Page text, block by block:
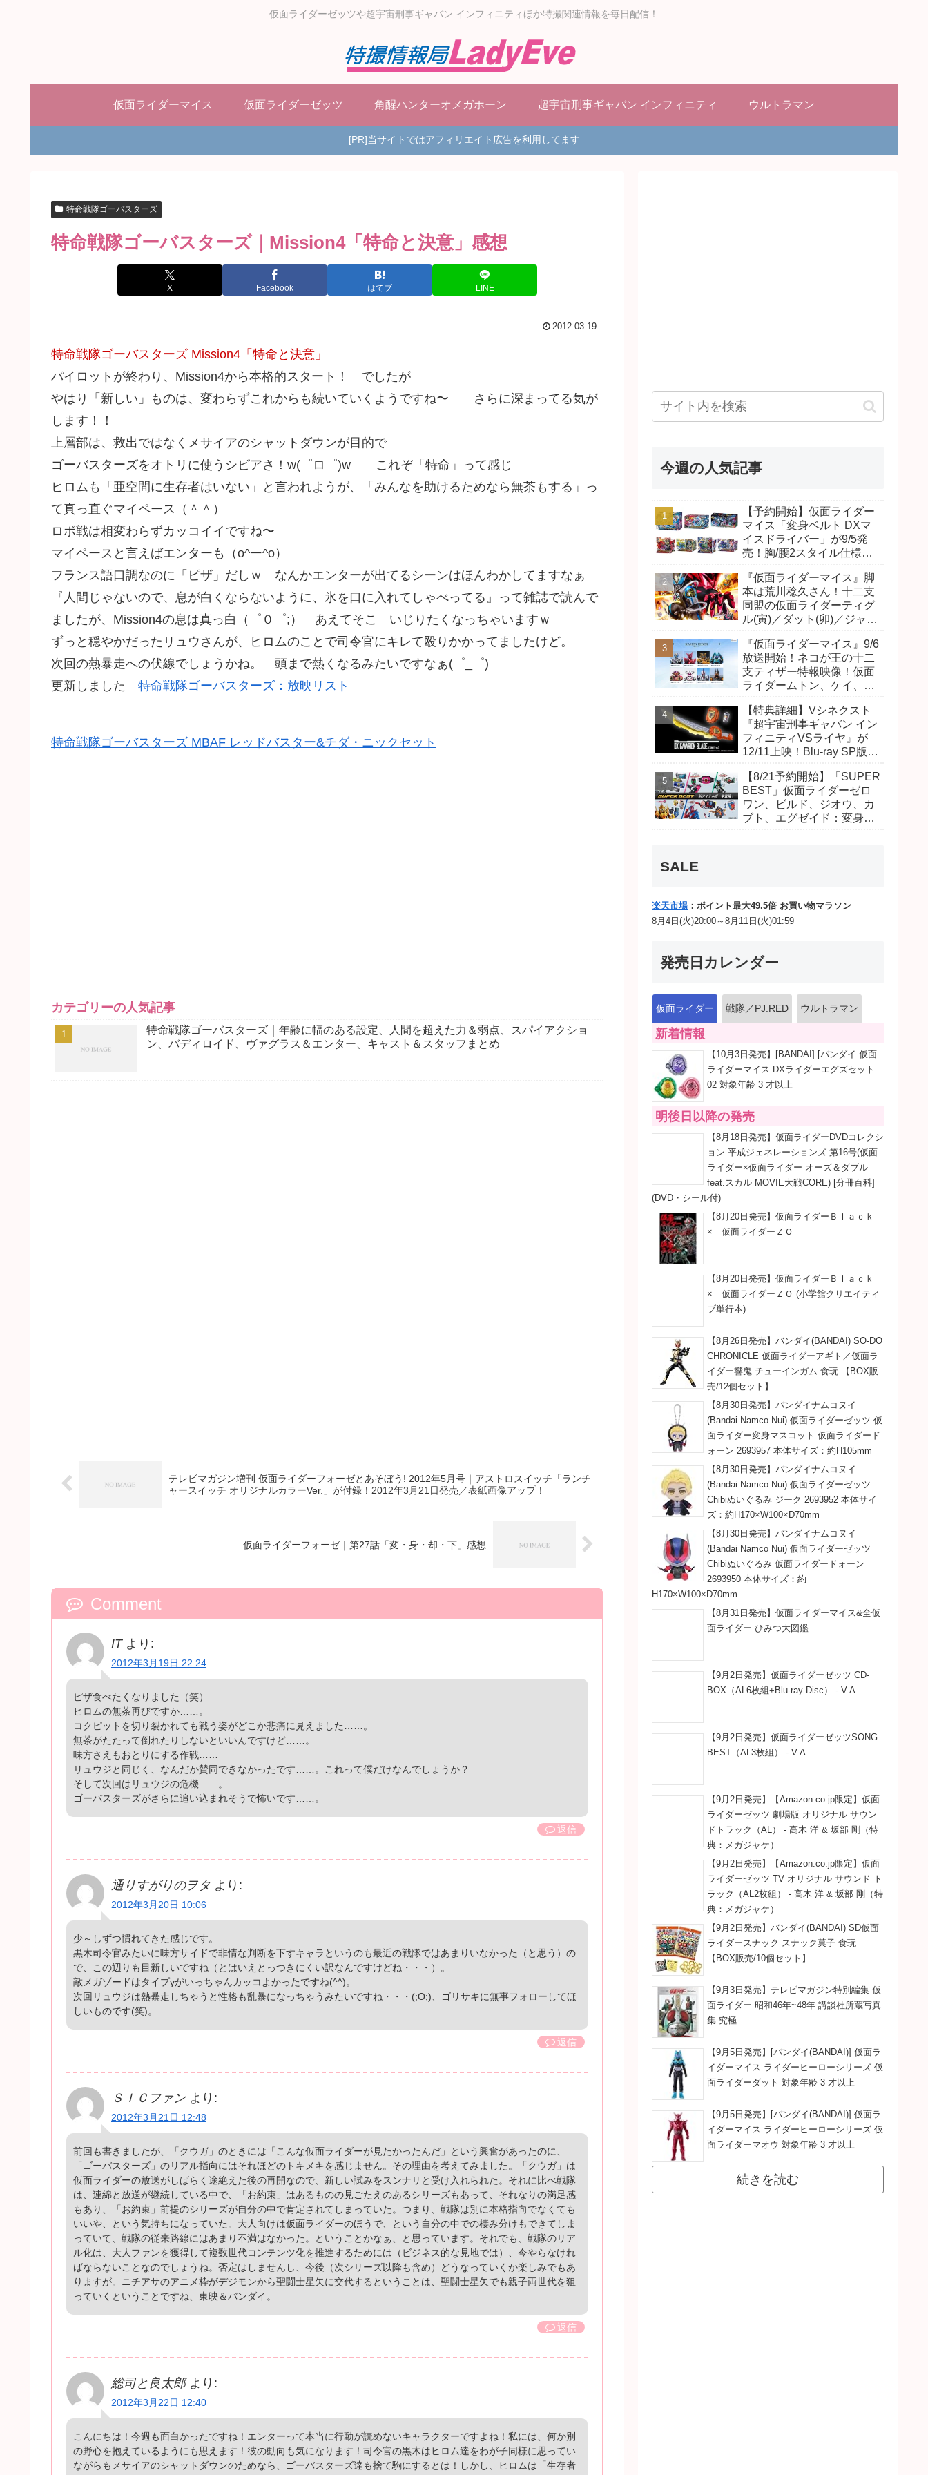
仮面ライダーゼッツや超宇宙刑事ギャバン インフィニティほか特撮関連情報を毎日配信！
仮面ライダーマイス 仮面ライダーゼッツ 角醒ハンターオメガホーン 超宇宙刑事ギャバン インフィニティ ウルトラマン
[PR]当サイトではアフィリエイト広告を利用してます
特命戦隊ゴーバスターズ
特命戦隊ゴーバスターズ｜Mission4「特命と決意」感想
X Facebook はてブ LINE
2012.03.19
特命戦隊ゴーバスターズ Mission4「特命と決意」
パイロットが終わり、Mission4から本格的スタート！ でしたが
やはり「新しい」ものは、変わらずこれからも続いていくようですね〜 さらに深まってる気が
します！！
上層部は、救出ではなくメサイアのシャットダウンが目的で
ゴーバスターズをオトリに使うシビアさ！w(゜ロ゜)w これぞ「特命」って感じ
ヒロムも「亜空間に生存者はいない」と言われようが、「みんなを助けるためなら無茶もする」っ
て真っ直ぐマイペース（＾＾）
ロボ戦は相変わらずカッコイイですね〜
マイペースと言えばエンターも（o^ー^o）
フランス語口調なのに「ピザ」だしｗ なんかエンターが出てるシーンはほんわかしてますなぁ
『人間じゃないので、息が白くならないように、氷を口に入れてしゃべってる』って雑誌で読んで
ましたが、Mission4の息は真っ白（゜０゜;） あえてそこ いじりたくなっちゃいますｗ
ずっと穏やかだったリュウさんが、ヒロムのことで司令官にキレて殴りかかってましたけど。
次回の熱暴走への伏線でしょうかね。 頭まで熱くなるみたいですなぁ(゜_゜)
更新しました 特命戦隊ゴーバスターズ：放映リスト
特命戦隊ゴーバスターズ MBAF レッドバスター&チダ・ニックセット
カテゴリーの人気記事
特命戦隊ゴーバスターズ｜年齢に幅のある設定、人間を超えた力＆弱点、スパイアクショ
ン、バディロイド、ヴァグラス＆エンター、キャスト＆スタッフまとめ
テレビマガジン増刊 仮面ライダーフォーゼとあそぼう! 2012年5月号｜アストロスイッチ「ランチ
ャースイッチ オリジナルカラーVer.」が付録！2012年3月21日発売／表紙画像アップ！
仮面ライダーフォーゼ｜第27話「変・身・却・下」感想
Comment
IT より:
2012年3月19日 22:24
ピザ食べたくなりました（笑）
ヒロムの無茶再びですか……。
コクピットを切り裂かれても戦う姿がどこか悲痛に見えました……。
無茶がたたって倒れたりしないといいんですけど……。
味方さえもおとりにする作戦……
リュウジと同じく、なんだか賛同できなかったです……。これって僕だけなんでしょうか？
そして次回はリュウジの危機……。
ゴーバスターズがさらに追い込まれそうで怖いです……。
返信
通りすがりのヲタ より:
2012年3月20日 10:06
少～しずつ慣れてきた感じです。
黒木司令官みたいに味方サイドで非情な判断を下すキャラというのも最近の戦隊ではあまりいなかった（と思う）の
で、この辺りも目新しいですね（とはいえとっつきにくい訳なんですけどね・・・）。
敵メガゾードはタイプγがいっちゃんカッコよかったですね(^^)。
次回リュウジは熱暴走しちゃうと性格も乱暴になっちゃうみたいですね・・・(;O;)、ゴリサキに無事フォローしてほ
しいものです(笑)。
返信
ＳＩＣファン より:
2012年3月21日 12:48
前回も書きましたが、「クウガ」のときには「こんな仮面ライダーが見たかったんだ」という興奮があったのに、
「ゴーバスターズ」のリアル指向にはそれほどのトキメキを感じません。その理由を考えてみました。「クウガ」は
仮面ライダーの放送がしばらく途絶えた後の再開なので、新しい試みをスンナリと受け入れられた。それに比べ戦隊
は、連綿と放送が継続している中で、「お約束」はあるものの見ごたえのあるシリーズもあって、それなりの満足感
もあり、「お約束」前提のシリーズが自分の中で肯定されてしまっていた。つまり、戦隊は別に本格指向でなくても
いいや、という気持ちになっていた。大人向けは仮面ライダーのほうで、という自分の中での棲み分けもできてしま
っていて、戦隊の従来路線にはあまり不満はなかった。ということかなぁ、と思っています。それでも、戦隊のリア
ル化は、大人ファンを獲得して複数世代コンテンツ化を推進するためには（ビジネス的な見地では）、今やらなけれ
ばならないことなのでしょうね。否定はしませんし、今後（次シリーズ以降も含め）どうなっていくか楽しみでもあ
りますが。ニチアサのアニメ枠がデジモンから聖闘士星矢に交代するということは、聖闘士星矢でも親子両世代を狙
っていくということですね、東映＆バンダイ。
返信
総司と良太郎 より:
2012年3月22日 12:40
こんにちは！今週も面白かったですね！エンターって本当に行動が読めないキャラクターですよね！私には、何か別
の野心を抱えているようにも思えます！彼の動向も気になります！司令官の黒木はヒロム達をわが子同様に思ってい
ながらもメサイアのシャットダウンのためなら、ゴーバスターズ達も捨て駒にするとは！しかし、ヒロムは「生存者
今週の人気記事
【予約開始】仮面ライダー
マイス「変身ベルト DXマ
イスドライバー」が9/5発
売！胸/腰2スタイル仕様！
ッシュ、ジャオ/バイト、ケ
イ/ショットボーンバックル
も！
『仮面ライダーマイス』脚
本は荒川稔久さん！十二支
同盟の仮面ライダーティグ
ル(寅)／ダット(卯)／ジャオ
尾達臣のキャストが発表！
トリガーのアキト金子隼也
さんも変身！
『仮面ライダーマイス』9/6
放送開始！ネコが王の十二
支ティザー特報映像！仮面
ライダームトン、ケイ、ヴ
開！ライダーは子丑寅卯辰
巳午未申酉戌亥猫猫の14
人⁉
【特典詳細】Vシネクスト
『超宇宙刑事ギャバン イン
フィニティVSライヤ』が
12/11上映！Blu-ray SP版は
(エタニティver.)」「ユカイ
ダーエモルギー」ほか豪華
特典付き！
【8/21予約開始】「SUPER
BEST」仮面ライダーゼロ
ワン、ビルド、ジオウ、カ
ブト、エグゼイド：変身ベ
SALE
楽天市場 ：ポイント最大49.5倍 お買い物マラソン
8月4日(火)20:00～8月11日(火)01:59
発売日カレンダー
仮面ライダー 戦隊／PJ.RED ウルトラマン
新着情報
【10月3日発売】[BANDAI] [バンダイ 仮面
ライダーマイス DXライダーエグズセット
02 対象年齢 3 才以上
明後日以降の発売
【8月18日発売】仮面ライダーDVDコレクシ
ョン 平成ジェネレーションズ 第16号(仮面
ライダー×仮面ライダー オーズ＆ダブル
feat.スカル MOVIE大戦CORE) [分冊百科]
(DVD・シール付)
【8月20日発売】仮面ライダーＢｌａｃｋ
× 仮面ライダーＺＯ
【8月20日発売】仮面ライダーＢｌａｃｋ
× 仮面ライダーＺＯ (小学館クリエイティ
ブ単行本)
【8月26日発売】バンダイ(BANDAI) SO-DO
CHRONICLE 仮面ライダーアギト／仮面ラ
イダー響鬼 チューインガム 食玩 【BOX販
売/12個セット】
【8月30日発売】バンダイナムコヌイ
(Bandai Namco Nui) 仮面ライダーゼッツ 仮
面ライダー変身マスコット 仮面ライダード
ォーン 2693957 本体サイズ：約H105mm
【8月30日発売】バンダイナムコヌイ
(Bandai Namco Nui) 仮面ライダーゼッツ
Chibiぬいぐるみ ジーク 2693952 本体サイ
ズ：約H170×W100×D70mm
【8月30日発売】バンダイナムコヌイ
(Bandai Namco Nui) 仮面ライダーゼッツ
Chibiぬいぐるみ 仮面ライダードォーン
2693950 本体サイズ：約
H170×W100×D70mm
【8月31日発売】仮面ライダーマイス&全仮
面ライダー ひみつ大図鑑
【9月2日発売】仮面ライダーゼッツ CD-
BOX（AL6枚組+Blu-ray Disc） - V.A.
【9月2日発売】仮面ライダーゼッツSONG
BEST（AL3枚組） - V.A.
【9月2日発売】【Amazon.co.jp限定】仮面
ライダーゼッツ 劇場版 オリジナル サウン
ドトラック（AL） - 高木 洋 & 坂部 剛（特
典：メガジャケ）
【9月2日発売】【Amazon.co.jp限定】仮面
ライダーゼッツ TV オリジナル サウンド ト
ラック（AL2枚組） - 高木 洋 & 坂部 剛（特
典：メガジャケ）
【9月2日発売】バンダイ(BANDAI) SD仮面
ライダースナック スナック菓子 食玩
【BOX販売/10個セット】
【9月3日発売】テレビマガジン特別編集 仮
面ライダー 昭和46年~48年 講談社所蔵写真
集 究極
【9月5日発売】[バンダイ(BANDAI)] 仮面ラ
イダーマイス ライダーヒーローシリーズ 仮
面ライダーダット 対象年齢 3 才以上
【9月5日発売】[バンダイ(BANDAI)] 仮面ラ
イダーマイス ライダーヒーローシリーズ 仮
面ライダーマオウ 対象年齢 3 才以上
続きを読む